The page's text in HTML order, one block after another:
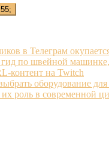
в Телеграм
по швейной
на Twitch
оборудование
роль в современной